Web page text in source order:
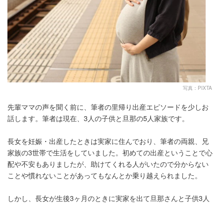
写真：PIXTA
先輩ママの声を聞く前に、筆者の里帰り出産エピソードを少しお
話します。筆者は現在、3人の子供と旦那の5人家族です。
長女を妊娠・出産したときは実家に住んでおり、筆者の両親、兄
家族の3世帯で生活をしていました。初めての出産ということで心
配や不安もありましたが、助けてくれる人がいたので分からない
ことや慣れないことがあってもなんとか乗り越えられました。
しかし、長女が生後3ヶ月のときに実家を出て旦那さんと子供3人